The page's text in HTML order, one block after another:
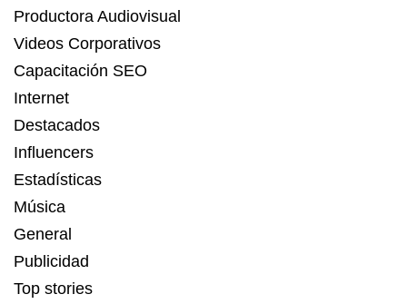
Productora Audiovisual
Videos Corporativos
Capacitación SEO
Internet
Destacados
Influencers
Estadísticas
Música
General
Publicidad
Top stories